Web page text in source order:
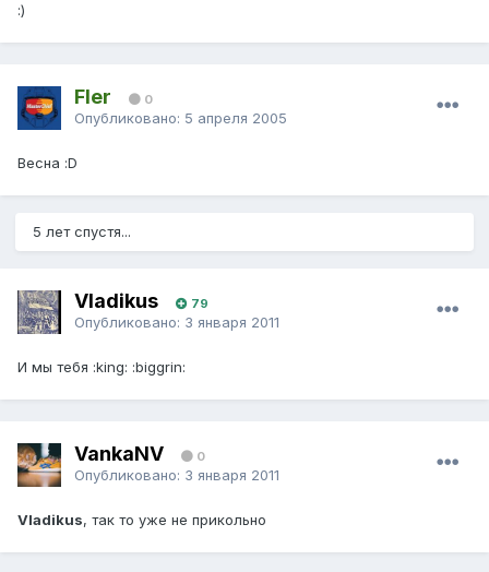
:)
Fler 0
Опубликовано: 5 апреля 2005
Весна :D
5 лет спустя...
Vladikus 79
Опубликовано: 3 января 2011
И мы тебя :king: :biggrin:
VankaNV 0
Опубликовано: 3 января 2011
Vladikus, так то уже не прикольно